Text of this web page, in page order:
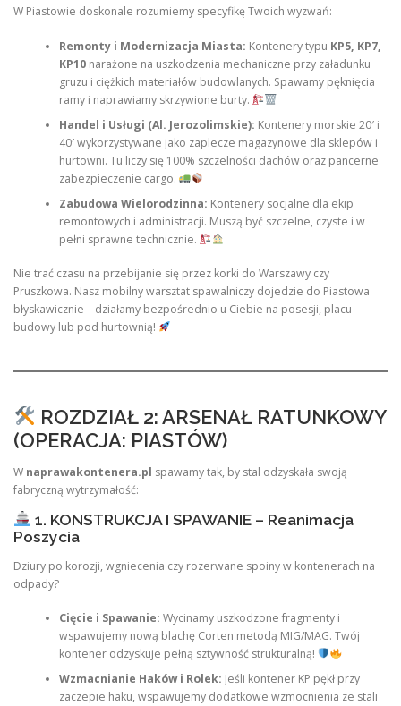
W Piastowie doskonale rozumiemy specyfikę Twoich wyzwań:
Remonty i Modernizacja Miasta: Kontenery typu KP5, KP7,
KP10narażone na uszkodzenia mechaniczne przy załadunku
gruzu i ciężkich materiałów budowlanych. Spawamy pęknięcia
ramy i naprawiamy skrzywione burty.
Handel i Usługi (Al. Jerozolimskie): Kontenery morskie 20′ i
40′ wykorzystywane jako zaplecze magazynowe dla sklepów i
hurtowni. Tu liczy się 100% szczelności dachów oraz pancerne
zabezpieczenie cargo.
Zabudowa Wielorodzinna: Kontenery socjalne dla ekip
remontowych i administracji. Muszą być szczelne, czyste i w
pełni sprawne technicznie.
Nie trać czasu na przebijanie się przez korki do Warszawy czy
Pruszkowa. Nasz mobilny warsztat spawalniczy dojedzie do Piastowa
błyskawicznie – działamy bezpośrednio u Ciebie na posesji, placu
budowy lub pod hurtownią!
ROZDZIAŁ 2: ARSENAŁ RATUNKOWY
(OPERACJA: PIASTÓW)
W naprawakontenera.pl spawamy tak, by stal odzyskała swoją
fabryczną wytrzymałość:
1. KONSTRUKCJA I SPAWANIE – Reanimacja
Poszycia
Dziury po korozji, wgniecenia czy rozerwane spoiny w kontenerach na
odpady?
Cięcie i Spawanie: Wycinamy uszkodzone fragmenty i
wspawujemy nową blachę Corten metodą MIG/MAG. Twój
kontener odzyskuje pełną sztywność strukturalną!
Wzmacnianie Haków i Rolek: Jeśli kontener KP pękł przy
zaczepie haku, wspawujemy dodatkowe wzmocnienia ze stali